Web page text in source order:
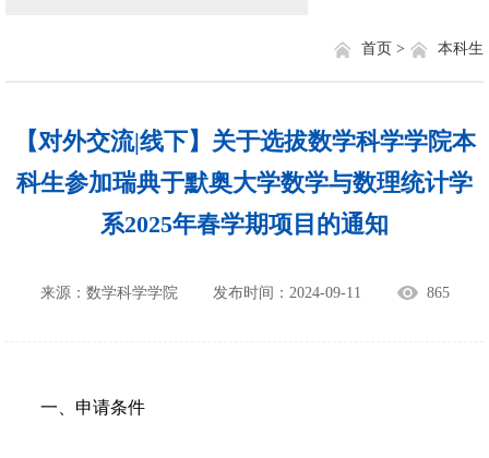
本科生
首页 >
【对外交流|线下】关于选拔数学科学学院本
科生参加瑞典于默奥大学数学与数理统计学
系2025年春学期项目的通知
来源：数学科学学院 发布时间：2024-09-11 865
一、申请条件